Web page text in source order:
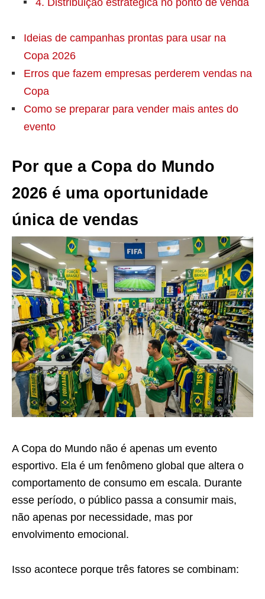
Ideias de campanhas prontas para usar na
Copa 2026
Erros que fazem empresas perderem vendas na
Copa
Como se preparar para vender mais antes do
evento
Por que a Copa do Mundo
2026 é uma oportunidade
única de vendas
A Copa do Mundo não é apenas um evento
esportivo. Ela é um fenômeno global que altera o
comportamento de consumo em escala. Durante
esse período, o público passa a consumir mais,
não apenas por necessidade, mas por
envolvimento emocional.
Isso acontece porque três fatores se combinam: